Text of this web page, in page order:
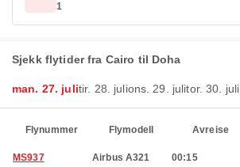
1
Sjekk flytider fra Cairo til Doha
man. 27. julitir. 28. julions. 29. julitor. 30. juli
Flynummer Flymodell Avreise
MS937 Airbus A321 00:15